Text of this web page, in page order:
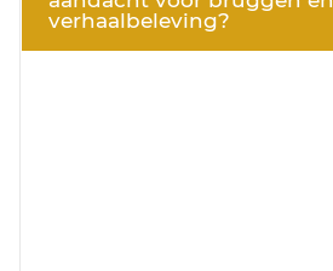
verhaalbeleving?